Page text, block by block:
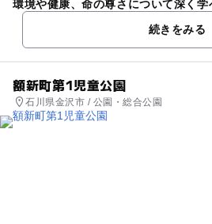
環境や健康、命の尊さについて深く学
続きをみる
額新町第1児童公園
石川県金沢市 / 公園・総合公園